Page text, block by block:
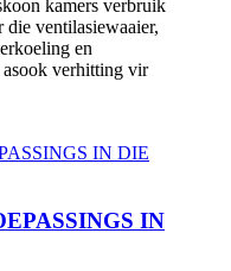
kamers verbruik
die ventilasiewaaier,
en
verhitting vir
IN